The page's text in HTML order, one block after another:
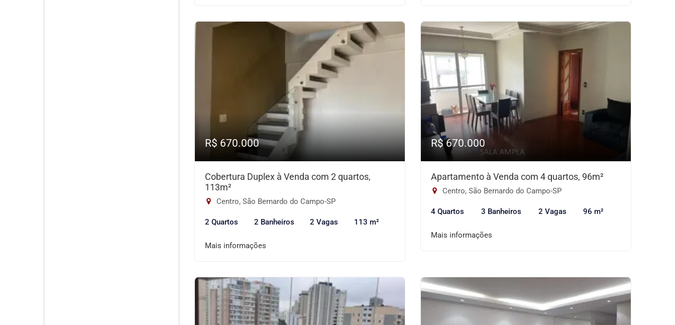
R$ 670.000
Cobertura Duplex à Venda com 2 quartos,
113m²
Centro, São Bernardo do Campo-SP
2 Quartos 2 Banheiros 2 Vagas 113 m²
Mais informações
R$ 670.000
Apartamento à Venda com 4 quartos, 96m²
Centro, São Bernardo do Campo-SP
4 Quartos 3 Banheiros 2 Vagas 96 m²
Mais informações